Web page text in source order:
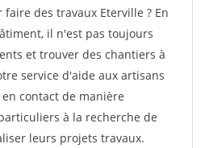
des travaux Eterville ? En
il n'est pas toujours
et trouver des chantiers à
service d'aide aux artisans
contact de manière
à la recherche de
leurs projets travaux.